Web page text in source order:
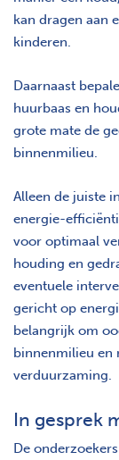
kan dragen aan
kinderen.
Daarnaast
huurbaas en
grote mate de
binnenmilieu.
Alleen de juiste
energie-
voor optimaal
houding en
eventuele
gericht op
belangrijk om
binnenmilieu en
verduurzaming.
In gesprek
De